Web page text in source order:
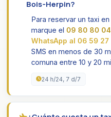
Bois-Herpin?
Para reservar un taxi
marque el 09 80 80
WhatsApp al 06 59
SMS en menos de 30
comuna entre 10 y 20
24 h/24, 7 d/7